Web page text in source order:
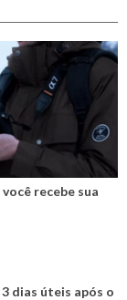
recebe sua
dias úteis após o